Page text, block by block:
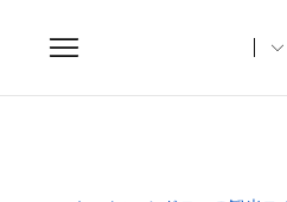
Toggle
navigation